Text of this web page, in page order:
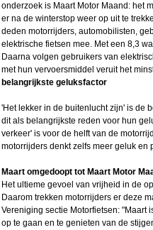
onderzoek is Maart Motor Maand: het
er na de winterstop weer op uit te
deden motorrijders, automobilisten,
elektrische fietsen mee. Met een 8,3
Daarna volgen gebruikers van
met hun vervoersmiddel veruit het
belangrijkste geluksfactor
'Het lekker in de buitenlucht zijn' is de
dit als belangrijkste reden voor hun
verkeer' is voor de helft van de
motorrijders denkt zelfs meer geluk
Maart omgedoopt tot Maart Motor
Het ultieme gevoel van vrijheid in de
Daarom trekken motorrijders er deze
Vereniging sectie Motorfietsen: "Maart
op te gaan en te genieten van de